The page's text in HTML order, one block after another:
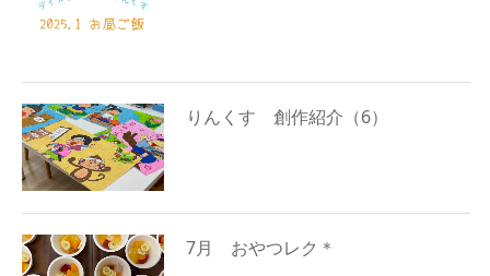
りんくす 創作紹介（6）
7月 おやつレク＊